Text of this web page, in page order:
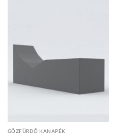
GŐZFÜRDŐ KANAPÉK